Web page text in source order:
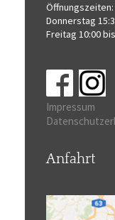
Öffnungszeiten:
Donnerstag
Freitag 10:00
Impressum
Anfahrt